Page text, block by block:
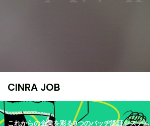
CINRA JOB
これからの企業を彩る9つのバッヂ認証システム